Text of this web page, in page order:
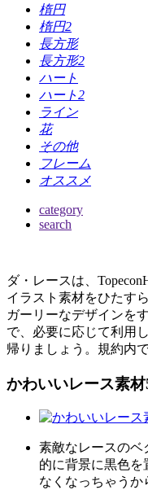
楕円
楕円2
長方形
長方形2
ハート
ハート2
ライン
花
その他
フレーム
オススメ
category
search
ダ・レースは、
イラスト素材をひたす
ガーリーなデザインを
で、必要に応じて利用
帰りましょう。規約内
かわいいレース素材
素敵なレースのベ
的に背景に黒色を
なくなっちゃうか